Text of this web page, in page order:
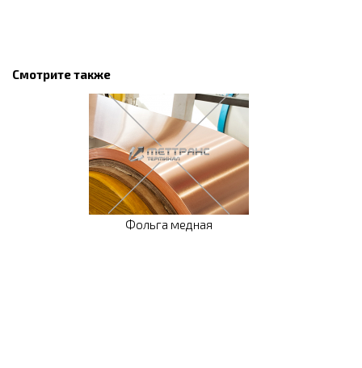
Смотрите также
Фольга медная